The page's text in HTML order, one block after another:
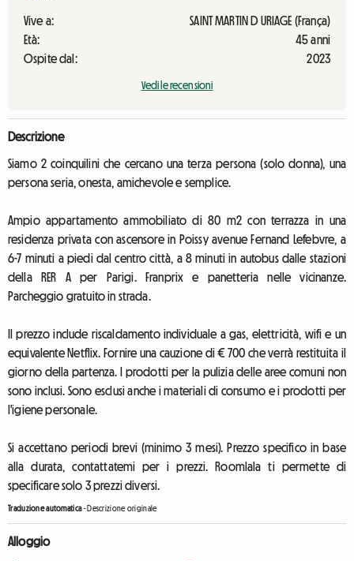
Vive a:
SAINT MARTIN D URIAGE (França)
Età:
45 anni
Ospite dal:
2023
Vedi le recensioni
Descrizione
Siamo 2 coinquilini che cercano una terza persona (solo donna), una
persona seria, onesta, amichevole e semplice.
Ampio appartamento ammobiliato di 80 m2 con terrazza in una
residenza privata con ascensore in Poissy avenue Fernand Lefebvre, a
6-7 minuti a piedi dal centro città, a 8 minuti in autobus dalle stazioni
della RER A per Parigi. Franprix e panetteria nelle vicinanze.
Parcheggio gratuito in strada.
Il prezzo include riscaldamento individuale a gas, elettricità, wifi e un
equivalente Netflix. Fornire una cauzione di € 700 che verrà restituita il
giorno della partenza. I prodotti per la pulizia delle aree comuni non
sono inclusi. Sono esclusi anche i materiali di consumo e i prodotti per
l'igiene personale.
Si accettano periodi brevi (minimo 3 mesi). Prezzo specifico in base
alla durata, contattatemi per i prezzi. Roomlala ti permette di
specificare solo 3 prezzi diversi.
Traduzione automatica-Descrizione originale
Alloggio